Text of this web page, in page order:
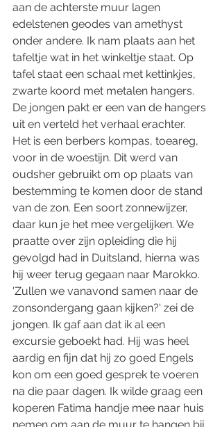
aan de achterste muur lagen
edelstenen geodes van amethyst
onder andere. Ik nam plaats aan het
tafeltje wat in het winkeltje staat. Op
tafel staat een schaal met kettinkjes,
zwarte koord met metalen hangers.
De jongen pakt er een van de hangers
uit en verteld het verhaal erachter.
Het is een berbers kompas, toeareg,
voor in de woestijn. Dit werd van
oudsher gebruikt om op plaats van
bestemming te komen door de stand
van de zon. Een soort zonnewijzer,
daar kun je het mee vergelijken. We
praatte over zijn opleiding die hij
gevolgd had in Duitsland, hierna was
hij weer terug gegaan naar Marokko.
'Zullen we vanavond samen naar de
zonsondergang gaan kijken?' zei de
jongen. Ik gaf aan dat ik al een
excursie geboekt had. Hij was heel
aardig en fijn dat hij zo goed Engels
kon om een goed gesprek te voeren
na die paar dagen. Ik wilde graag een
koperen Fatima handje mee naar huis